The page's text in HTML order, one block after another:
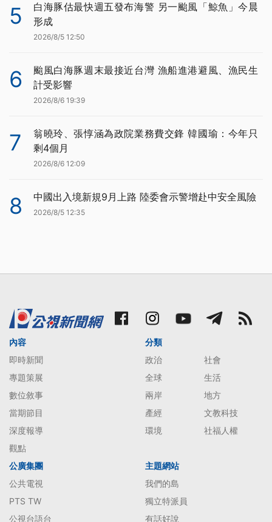
5
白海豚估最快週五發布海警 另一颱風「鯨魚」今晨
形成
2026/8/5 12:50
6
颱風白海豚週末最接近台灣 漁船進港避風、漁民生
計受影響
2026/8/6 19:39
7
翁曉玲、張惇涵為政院業務費交鋒 韓國瑜：今年只
剩4個月
2026/8/6 12:09
8 中國出入境新規9月上路 陸委會示警增赴中安全風險
2026/8/5 12:35
內容
即時新聞
專題策展
數位敘事
當期節目
深度報導
觀點
分類
政治
社會
全球
生活
兩岸
地方
產經
文教科技
環境
社福人權
公廣集團
公共電視
PTS TW
公視台語台
主題網站
我們的島
獨立特派員
有話好說